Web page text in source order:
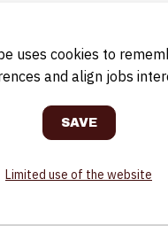
uses cookies to
and align jobs
Limited use of the website